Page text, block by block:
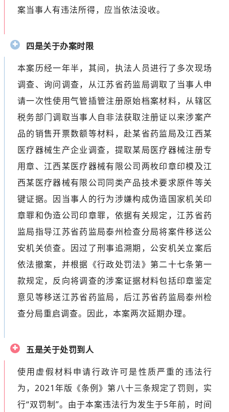
案当事人有违法所得，应当依法没收。
四是关于办案时限
本案历经一年半，其间，执法人员进行了多次现场
调查、询问调查，从江苏省药监局调取了当事人申
请一次性使用气管插管注册原始档案材料，从辖区
税务部门调取当事人自非法获取注册证以来涉案产
品的销售开票数额等材料，赴某省药监局及江西某
医疗器械生产企业调查，提取某局医疗器械注册专
用章、江西某医疗器械有限公司两枚印章印模及江
西某医疗器械有限公司同类产品技术要求原件等关
键证据。因当事人的行为涉嫌构成伪造国家机关印
章罪和伪造公司印章罪，依据有关规定，江苏省药
监局指导江苏省药监局泰州检查分局将案件移送公
安机关侦查。因过了刑事追溯期，公安机关立案后
依法撤案，并根据《行政处罚法》第二十七条第一
款规定，反向将调查的涉案证据材料包括印章鉴定
意见等移送江苏省药监局，后江苏省药监局泰州检
查分局重启调查。因此，本案两次延期办理。
五是关于处罚到人
使用虚假材料申请行政许可是性质严重的违法行
为，2021年版《条例》第八十三条规定了罚则，实
行“双罚制”。由于本案违法行为发生于5年前，时间